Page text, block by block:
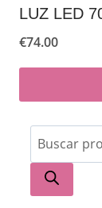
LUZ LED
€74.00
producto
tiene
múltiples
Búsqueda
de
productos